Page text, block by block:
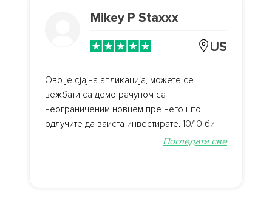
Mikey P Staxxx
US
Ово је сјајна апликација, можете се
вежбати са демо рачуном са
неограниченим новцем пре него што
одлучите да заиста инвестирате. 10/10 би
Погледати све